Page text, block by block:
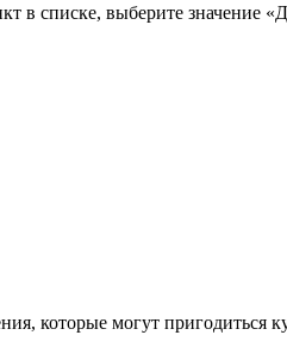
в списке, выберите значение
которые могут пригодиться